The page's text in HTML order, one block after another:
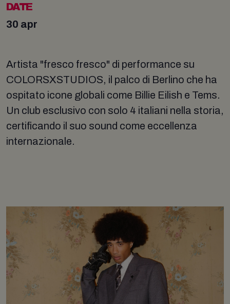
DATE
30 apr
Artista "fresco fresco" di performance su
COLORSXSTUDIOS, il palco di Berlino che ha
ospitato icone globali come Billie Eilish e Tems.
Un club esclusivo con solo 4 italiani nella storia,
certificando il suo sound come eccellenza
internazionale.